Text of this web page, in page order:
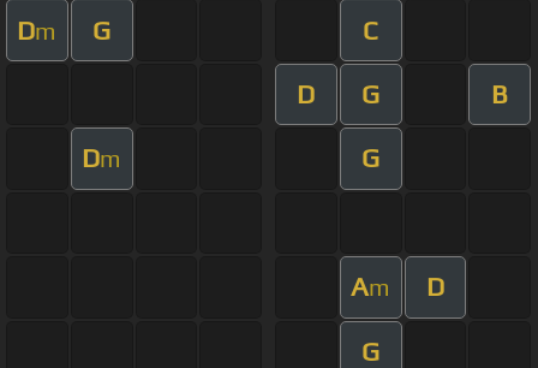
Dm G C
D G B
Dm G
Am D
G